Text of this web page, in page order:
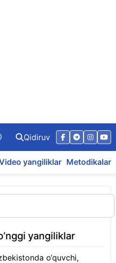
Qidiruv
yangiliklar Metodikalar
yangiliklar
o‘quvchi,